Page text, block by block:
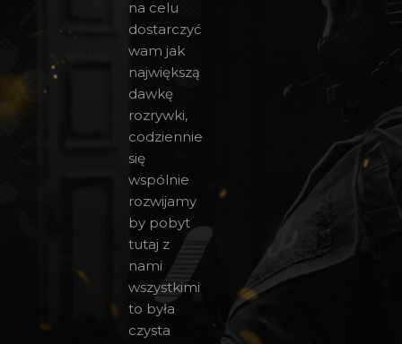
na celu
dostarczyć
wam jak
największą
dawkę
rozrywki,
codziennie
się
wspólnie
rozwijamy
by pobyt
tutaj z
nami
wszystkimi
to była
czysta